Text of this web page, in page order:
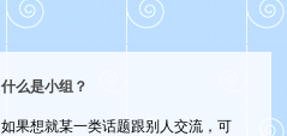
什么是小组？
如果想就某一类话题跟别人交流，可